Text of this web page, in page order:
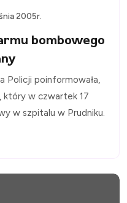
2005r.
bombowego
Policji poinformowała,
który w czwartek 17
w szpitalu w Prudniku.